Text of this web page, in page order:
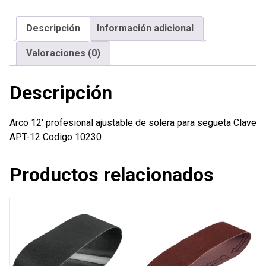
solera
para
segueta
cantidad
Descripción Información adicional
Valoraciones (0)
Descripción
Arco 12′ profesional ajustable de solera para segueta Clave
APT-12 Codigo 10230
Productos relacionados